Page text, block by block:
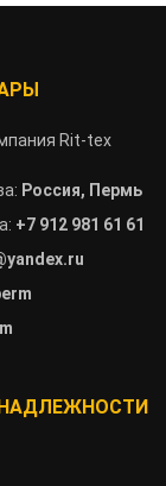
Rit-tex
Россия, Пермь
+7 912 981 61 61